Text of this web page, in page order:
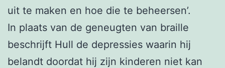
uit te maken en hoe die te beheersen’.
In plaats van de geneugten van braille
beschrijft Hull de depressies waarin hij
belandt doordat hij zijn kinderen niet kan